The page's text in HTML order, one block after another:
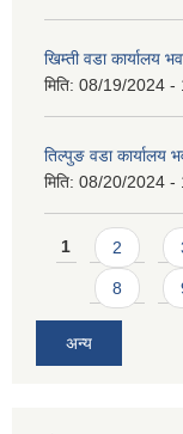
खिम्ती वडा कार्यालय
मिति: 08/19/2024 -
तिल्पुङ वडा कार्यालय
मिति: 08/20/2024 -
Pages
1 2
8
अन्य